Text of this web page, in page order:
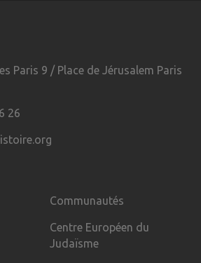
Paris 9 / Place de Jérusalem Paris
26
Communautés
Centre Européen du
Judaïsme